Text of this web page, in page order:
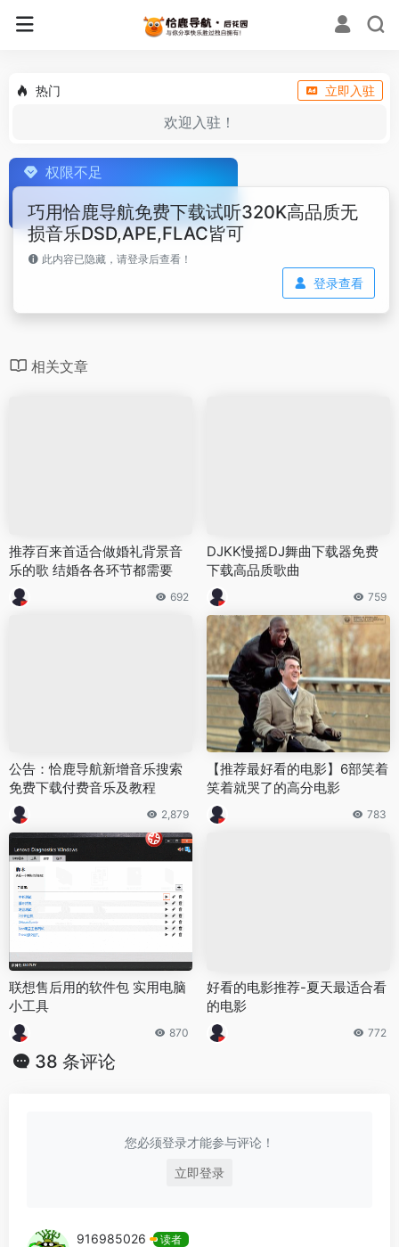
热门 立即入驻
欢迎入驻！
权限不足
巧用恰鹿导航免费下载试听320K高品质无
损音乐DSD,APE,FLAC皆可
此内容已隐藏，请登录后查看！
登录查看
相关文章
推荐百来首适合做婚礼背景音
乐的歌 结婚各各环节都需要
692
DJKK慢摇DJ舞曲下载器免费
下载高品质歌曲
759
公告：恰鹿导航新增音乐搜索
免费下载付费音乐及教程
2,879
【推荐最好看的电影】6部笑着
笑着就哭了的高分电影
783
联想售后用的软件包 实用电脑
小工具
870
好看的电影推荐-夏天最适合看
的电影
772
38 条评论
您必须登录才能参与评论！
立即登录
916985026 读者